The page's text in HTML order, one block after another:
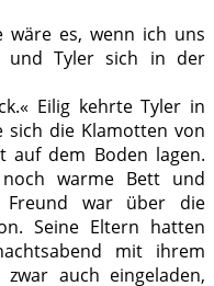
wäre es, wenn ich uns
und Tyler sich in der
Eilig kehrte Tyler in
die Klamotten von
auf dem Boden lagen.
warme Bett und
war über die
Seine Eltern hatten
mit ihrem
auch eingeladen,